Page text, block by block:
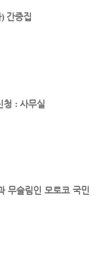
) 간증집
청 : 사무실
무슬림인 모로코 국민